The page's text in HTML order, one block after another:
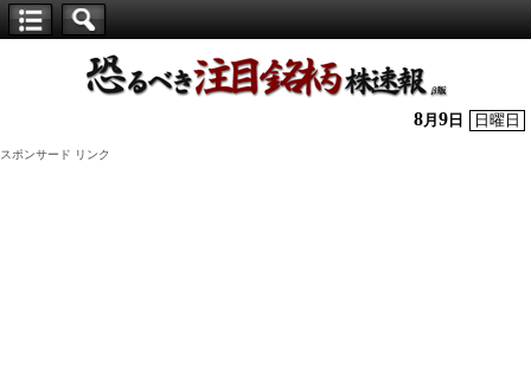
株】
8月 9 日 日曜日
スポンサード リンク